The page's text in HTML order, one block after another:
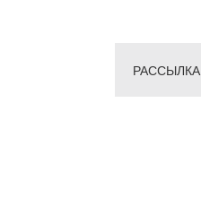
РАССЫЛКА